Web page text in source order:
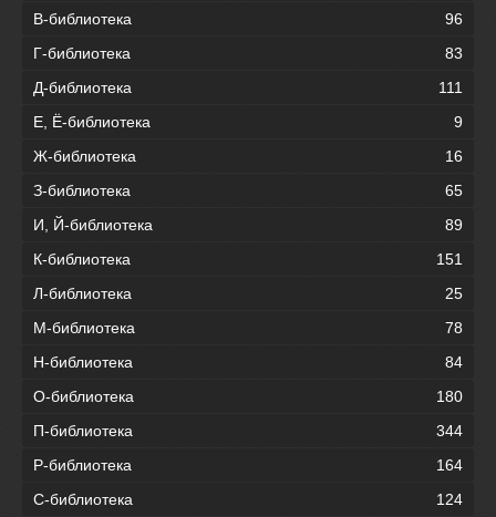
В-библиотека
96
Г-библиотека
83
Д-библиотека
111
Е, Ё-библиотека
9
Ж-библиотека
16
З-библиотека
65
И, Й-библиотека
89
К-библиотека
151
Л-библиотека
25
М-библиотека
78
Н-библиотека
84
О-библиотека
180
П-библиотека
344
Р-библиотека
164
С-библиотека
124